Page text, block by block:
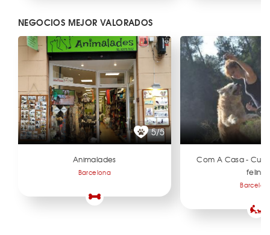
NEGOCIOS MEJOR VALORADOS
5/5
Animalades
Barcelona
Com A Casa -
felino